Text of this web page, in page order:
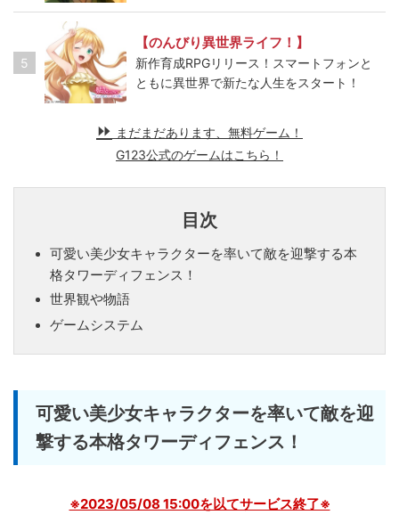
5
【のんびり異世界ライフ！】
新作育成RPGリリース！スマートフォンと
ともに異世界で新たな人生をスタート！
まだまだあります、無料ゲーム！
G123公式のゲームはこちら！
目次
可愛い美少女キャラクターを率いて敵を迎撃する本
格タワーディフェンス！
世界観や物語
ゲームシステム
可愛い美少女キャラクターを率いて敵を迎
撃する本格タワーディフェンス！
※2023/05/08 15:00を以てサービス終了※